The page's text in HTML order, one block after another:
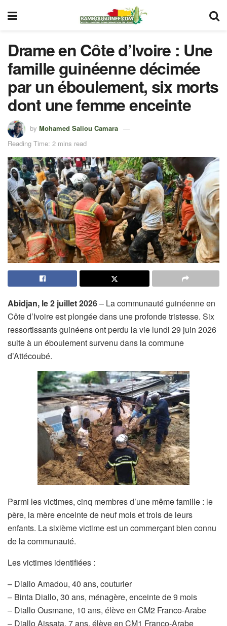
Drame en Côte d’Ivoire : Une
famille guinéenne décimée
par un éboulement, six morts
dont une femme enceinte
by Mohamed Saliou Camara
Reading Time: 2 mins read
Abidjan, le 2 juillet 2026– La communauté guinéenne en
Côte d’Ivoire est plongée dans une profonde tristesse. Six
ressortissants guinéens ont perdu la vie lundi 29 juin 2026
suite à un éboulement survenu dans la commune
d’Attécoubé.
Parmi les victimes, cinq membres d’une même famille : le
père, la mère enceinte de neuf mois et trois de leurs
enfants. La sixième victime est un commerçant bien connu
de la communauté.
Les victimes identifiées :
– Diallo Amadou, 40 ans, couturier
– Binta Diallo, 30 ans, ménagère, enceinte de 9 mois
– Diallo Ousmane, 10 ans, élève en CM2 Franco-Arabe
– Diallo Aissata, 7 ans, élève en CM1 Franco-Arabe